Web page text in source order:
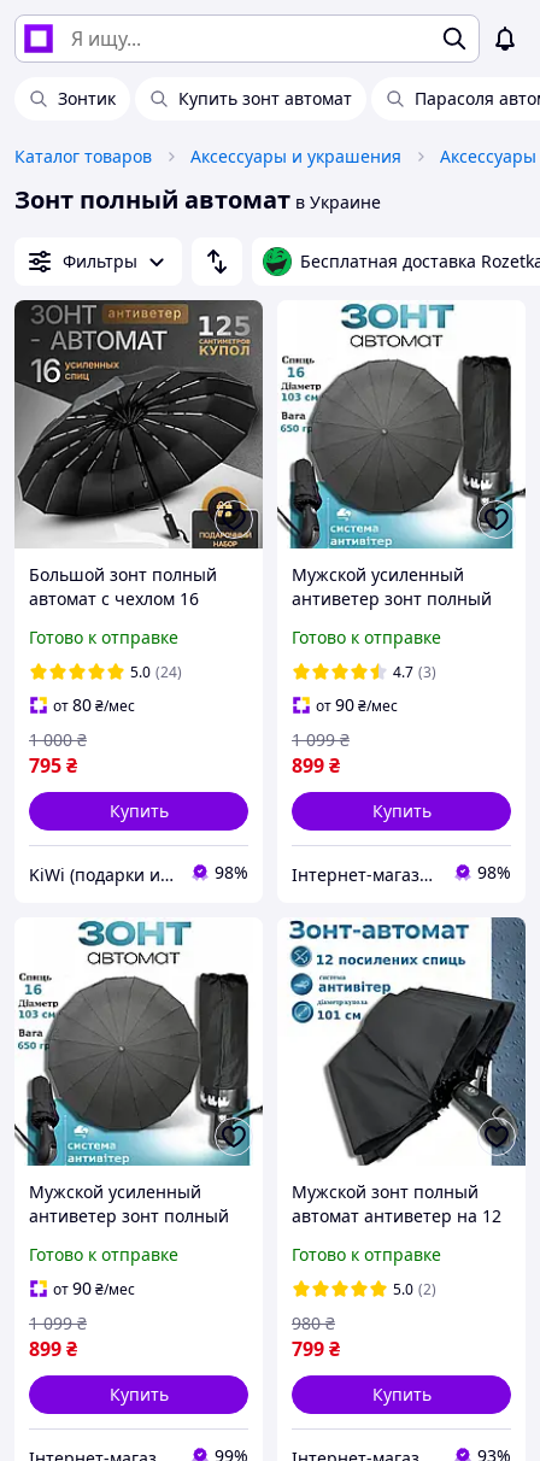
Зонтик Купить зонт автомат Парасоля
Каталог товаров Аксессуары и украшения Аксессуары
Зонт полный автомат в Украине
Фильтры Бесплатная доставка
Большой зонт полный
автомат с чехлом 16
см купол антиветер
система Черный KW
Готово к отправке
5.0 (24)
от80₴/мес
795₴
1 000 ₴
Купить
KiWi (подарки и декор для дома) 98%
Мужской усиленный
антиветер зонт полный
карбоновых спиц Три
слона черный (7566)
Готово к отправке
4.7 (3)
от90₴/мес
899₴
1 099 ₴
Купить
Інтернет-магазин Sport Year 98%
Мужской усиленный
антиветер зонт полный
карбоновых спиц Три
слона черный (7566)
Готово к отправке
от90₴/мес
899₴
1 099 ₴
Купить
99%
Мужской зонт полный
автомат антиветер на 12
черный (07563-1) top
Готово к отправке
5.0 (2)
799₴
980 ₴
Купить
93%